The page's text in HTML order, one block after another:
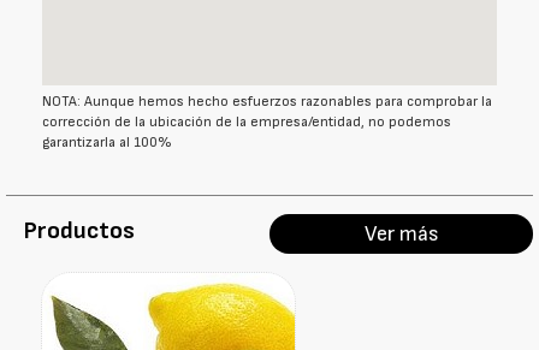
NOTA: Aunque hemos hecho esfuerzos razonables para comprobar la
corrección de la ubicación de la empresa/entidad, no podemos
garantizarla al 100%
Productos Ver más